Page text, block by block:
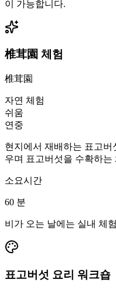
이 가능합니다.
椎茸園 체험
椎茸園
자연 체험
쉬움
연중
현지에서 재배하는 표고버
우며 표고버섯을 수확하는
소요시간
60 분
비가 오는 날에는 실내 체
표고버섯 요리 워크숍